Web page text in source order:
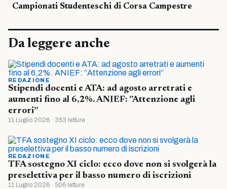
Campionati Studenteschi di Corsa Campestre
Da leggere anche
REDAZIONE
Stipendi docenti e ATA: ad agosto arretrati e
aumenti fino al 6,2%. ANIEF: ”Attenzione agli
errori”
11 Luglio 2026 · 353 letture
REDAZIONE
TFA sostegno XI ciclo: ecco dove non si svolgerà la
preselettiva per il basso numero di iscrizioni
11 Luglio 2026 · 506 letture